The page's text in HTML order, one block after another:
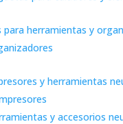
para herramientas y
y herramientas
y accesorios